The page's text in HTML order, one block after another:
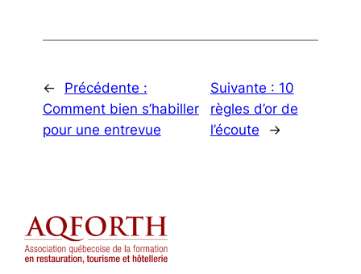
←
Précédente :
Comment bien s’habiller
pour une entrevue
Suivante : 10
règles d’or de
l’écoute
→